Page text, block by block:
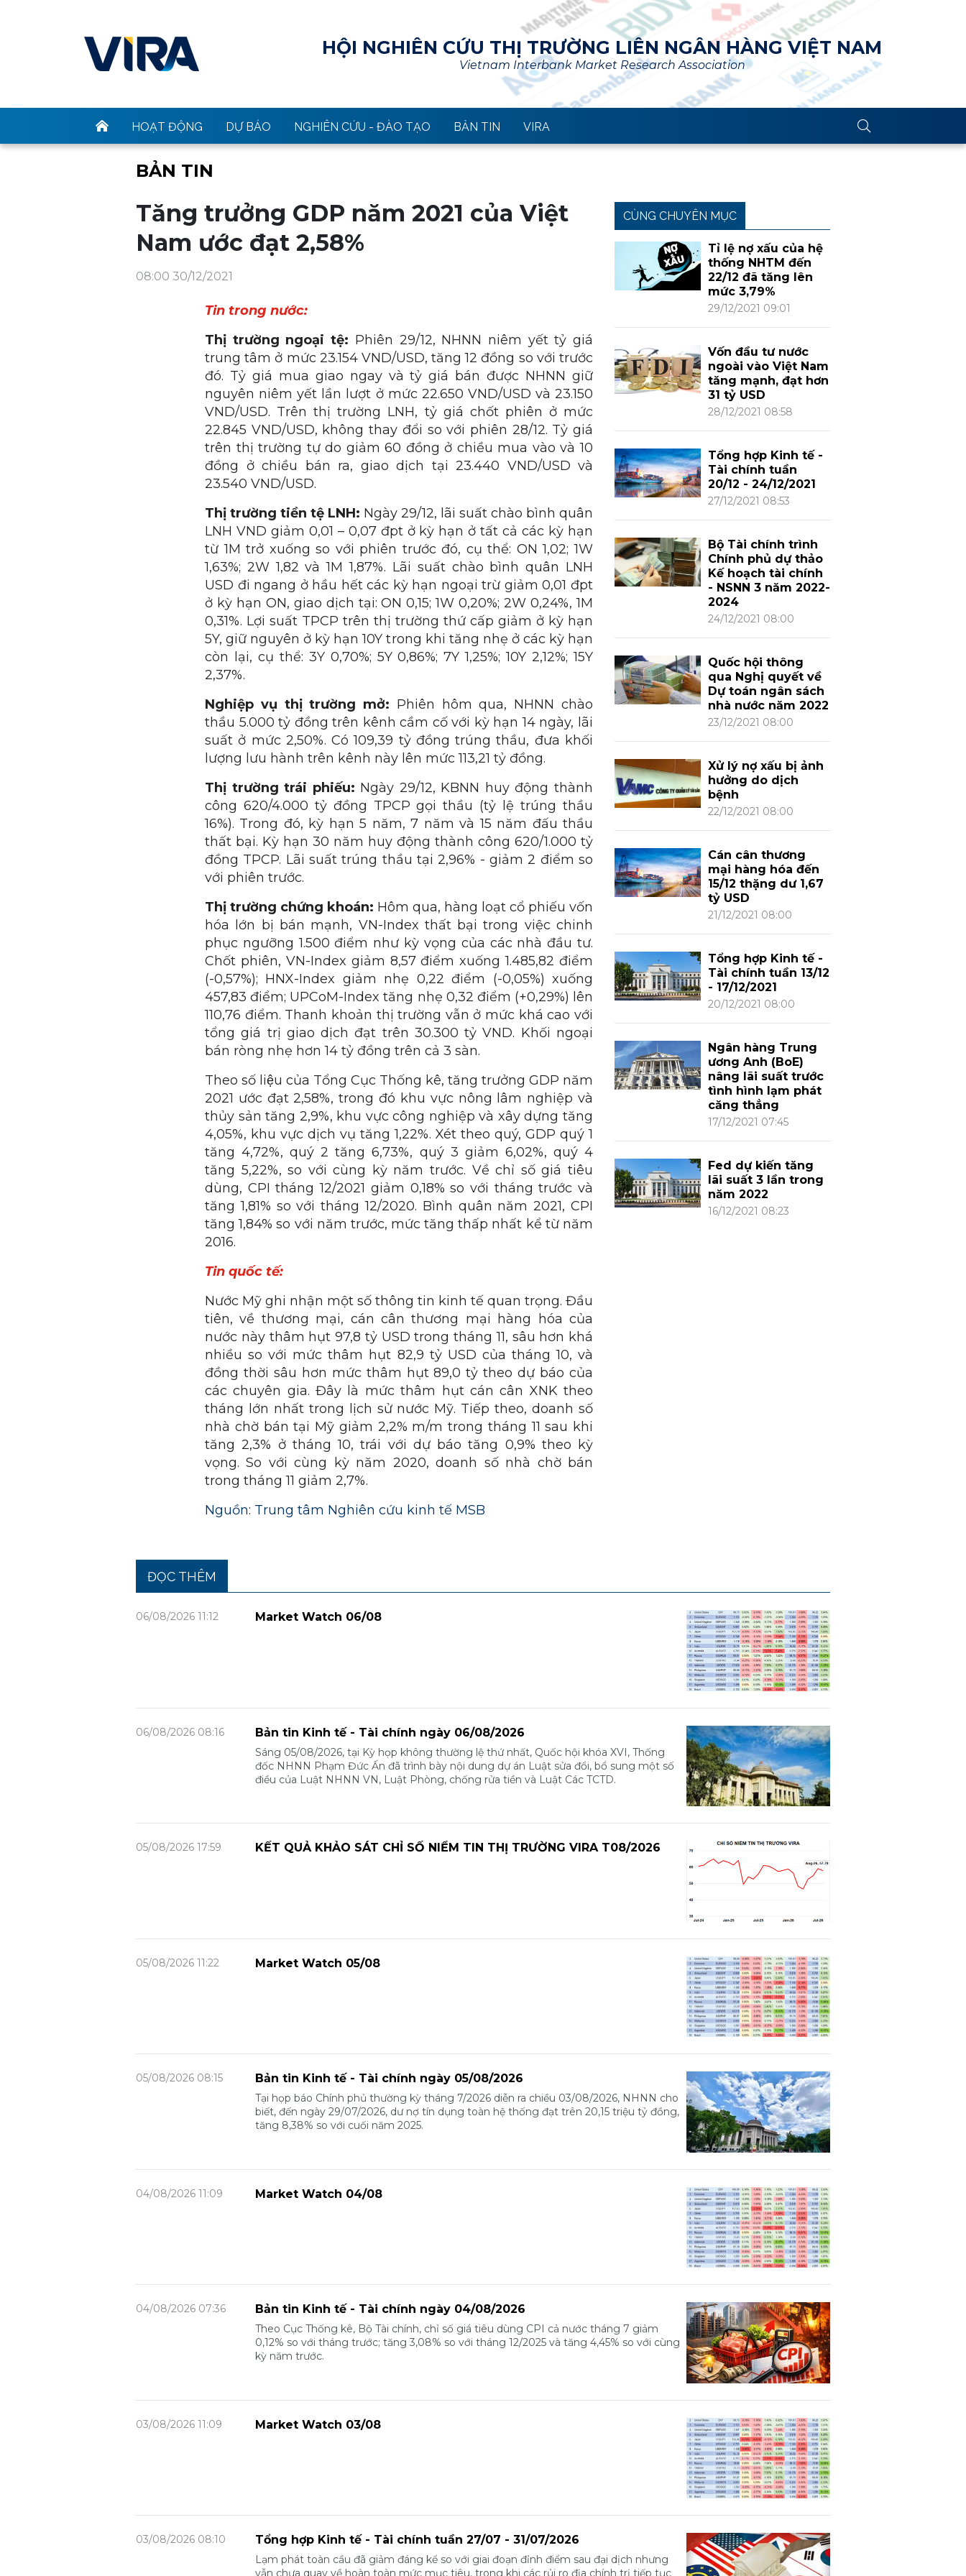
HỘI NGHIÊN CỨU THỊ TRƯỜNG LIÊN NGÂN HÀNG VIỆT NAM
Vietnam Interbank Market Research Association
HOẠT ĐỘNG DỰ BÁO NGHIÊN CỨU - ĐÀO TẠO BẢN TIN VIRA
BẢN TIN
Tăng trưởng GDP năm 2021 của Việt
Nam ước đạt 2,58%
08:00 30/12/2021
Tin trong nước:
Thị trường ngoại tệ: Phiên 29/12, NHNN niêm yết tỷ giá
trung tâm ở mức 23.154 VND/USD, tăng 12 đồng so với trước
đó. Tỷ giá mua giao ngay và tỷ giá bán được NHNN giữ
nguyên niêm yết lần lượt ở mức 22.650 VND/USD và 23.150
VND/USD. Trên thị trường LNH, tỷ giá chốt phiên ở mức
22.845 VND/USD, không thay đổi so với phiên 28/12. Tỷ giá
trên thị trường tự do giảm 60 đồng ở chiều mua vào và 10
đồng ở chiều bán ra, giao dịch tại 23.440 VND/USD và
23.540 VND/USD.
Thị trường tiền tệ LNH: Ngày 29/12, lãi suất chào bình quân
LNH VND giảm 0,01 – 0,07 đpt ở kỳ hạn ở tất cả các kỳ hạn
từ 1M trở xuống so với phiên trước đó, cụ thể: ON 1,02; 1W
1,63%; 2W 1,82 và 1M 1,87%. Lãi suất chào bình quân LNH
USD đi ngang ở hầu hết các kỳ hạn ngoại trừ giảm 0,01 đpt
ở kỳ hạn ON, giao dịch tại: ON 0,15; 1W 0,20%; 2W 0,24%, 1M
0,31%. Lợi suất TPCP trên thị trường thứ cấp giảm ở kỳ hạn
5Y, giữ nguyên ở kỳ hạn 10Y trong khi tăng nhẹ ở các kỳ hạn
còn lại, cụ thể: 3Y 0,70%; 5Y 0,86%; 7Y 1,25%; 10Y 2,12%; 15Y
2,37%.
Nghiệp vụ thị trường mở: Phiên hôm qua, NHNN chào
thầu 5.000 tỷ đồng trên kênh cầm cố với kỳ hạn 14 ngày, lãi
suất ở mức 2,50%. Có 109,39 tỷ đồng trúng thầu, đưa khối
lượng lưu hành trên kênh này lên mức 113,21 tỷ đồng.
Thị trường trái phiếu: Ngày 29/12, KBNN huy động thành
công 620/4.000 tỷ đồng TPCP gọi thầu (tỷ lệ trúng thầu
16%). Trong đó, kỳ hạn 5 năm, 7 năm và 15 năm đấu thầu
thất bại. Kỳ hạn 30 năm huy động thành công 620/1.000 tỷ
đồng TPCP. Lãi suất trúng thầu tại 2,96% - giảm 2 điểm so
với phiên trước.
Thị trường chứng khoán: Hôm qua, hàng loạt cổ phiếu vốn
hóa lớn bị bán mạnh, VN-Index thất bại trong việc chinh
phục ngưỡng 1.500 điểm như kỳ vọng của các nhà đầu tư.
Chốt phiên, VN-Index giảm 8,57 điểm xuống 1.485,82 điểm
(-0,57%); HNX-Index giảm nhẹ 0,22 điểm (-0,05%) xuống
457,83 điểm; UPCoM-Index tăng nhẹ 0,32 điểm (+0,29%) lên
110,76 điểm. Thanh khoản thị trường vẫn ở mức khá cao với
tổng giá trị giao dịch đạt trên 30.300 tỷ VND. Khối ngoại
bán ròng nhẹ hơn 14 tỷ đồng trên cả 3 sàn.
Theo số liệu của Tổng Cục Thống kê, tăng trưởng GDP năm
2021 ước đạt 2,58%, trong đó khu vực nông lâm nghiệp và
thủy sản tăng 2,9%, khu vực công nghiệp và xây dựng tăng
4,05%, khu vực dịch vụ tăng 1,22%. Xét theo quý, GDP quý 1
tăng 4,72%, quý 2 tăng 6,73%, quý 3 giảm 6,02%, quý 4
tăng 5,22%, so với cùng kỳ năm trước. Về chỉ số giá tiêu
dùng, CPI tháng 12/2021 giảm 0,18% so với tháng trước và
tăng 1,81% so với tháng 12/2020. Bình quân năm 2021, CPI
tăng 1,84% so với năm trước, mức tăng thấp nhất kể từ năm
2016.
Tin quốc tế:
Nước Mỹ ghi nhận một số thông tin kinh tế quan trọng. Đầu
tiên, về thương mại, cán cân thương mại hàng hóa của
nước này thâm hụt 97,8 tỷ USD trong tháng 11, sâu hơn khá
nhiều so với mức thâm hụt 82,9 tỷ USD của tháng 10, và
đồng thời sâu hơn mức thâm hụt 89,0 tỷ theo dự báo của
các chuyên gia. Đây là mức thâm hụt cán cân XNK theo
tháng lớn nhất trong lịch sử nước Mỹ. Tiếp theo, doanh số
nhà chờ bán tại Mỹ giảm 2,2% m/m trong tháng 11 sau khi
tăng 2,3% ở tháng 10, trái với dự báo tăng 0,9% theo kỳ
vọng. So với cùng kỳ năm 2020, doanh số nhà chờ bán
trong tháng 11 giảm 2,7%.
Nguồn: Trung tâm Nghiên cứu kinh tế MSB
CÙNG CHUYÊN MỤC
Tỉ lệ nợ xấu của hệ
thống NHTM đến
22/12 đã tăng lên
mức 3,79%
29/12/2021 09:01
Vốn đầu tư nước
ngoài vào Việt Nam
tăng mạnh, đạt hơn
31 tỷ USD
28/12/2021 08:58
Tổng hợp Kinh tế -
Tài chính tuần
20/12 - 24/12/2021
27/12/2021 08:53
Bộ Tài chính trình
Chính phủ dự thảo
Kế hoạch tài chính
- NSNN 3 năm 2022-
2024
24/12/2021 08:00
Quốc hội thông
qua Nghị quyết về
Dự toán ngân sách
nhà nước năm 2022
23/12/2021 08:00
Xử lý nợ xấu bị ảnh
hưởng do dịch
bệnh
22/12/2021 08:00
Cán cân thương
mại hàng hóa đến
15/12 thặng dư 1,67
tỷ USD
21/12/2021 08:00
Tổng hợp Kinh tế -
Tài chính tuần 13/12
- 17/12/2021
20/12/2021 08:00
Ngân hàng Trung
ương Anh (BoE)
nâng lãi suất trước
tình hình lạm phát
căng thẳng
17/12/2021 07:45
Fed dự kiến tăng
lãi suất 3 lần trong
năm 2022
16/12/2021 08:23
ĐỌC THÊM
Market Watch 06/08
06/08/2026 11:12
Bản tin Kinh tế - Tài chính ngày 06/08/2026
Sáng 05/08/2026, tại Kỳ họp không thường lệ thứ nhất, Quốc hội khóa XVI, Thống
đốc NHNN Phạm Đức Ấn đã trình bày nội dung dự án Luật sửa đổi, bổ sung một số
điều của Luật NHNN VN, Luật Phòng, chống rửa tiền và Luật Các TCTD.
06/08/2026 08:16
KẾT QUẢ KHẢO SÁT CHỈ SỐ NIỀM TIN THỊ TRƯỜNG VIRA T08/2026
05/08/2026 17:59
Market Watch 05/08
05/08/2026 11:22
Bản tin Kinh tế - Tài chính ngày 05/08/2026
Tại họp báo Chính phủ thường kỳ tháng 7/2026 diễn ra chiều 03/08/2026, NHNN cho
biết, đến ngày 29/07/2026, dư nợ tín dụng toàn hệ thống đạt trên 20,15 triệu tỷ đồng,
tăng 8,38% so với cuối năm 2025.
05/08/2026 08:15
Market Watch 04/08
04/08/2026 11:09
Bản tin Kinh tế - Tài chính ngày 04/08/2026
Theo Cục Thống kê, Bộ Tài chính, chỉ số giá tiêu dùng CPI cả nước tháng 7 giảm
0,12% so với tháng trước; tăng 3,08% so với tháng 12/2025 và tăng 4,45% so với cùng
kỳ năm trước.
04/08/2026 07:36
Market Watch 03/08
03/08/2026 11:09
Tổng hợp Kinh tế - Tài chính tuần 27/07 - 31/07/2026
Lạm phát toàn cầu đã giảm đáng kể so với giai đoạn đỉnh điểm sau đại dịch nhưng
vẫn chưa quay về hoàn toàn mức mục tiêu, trong khi các rủi ro địa chính trị tiếp tục
03/08/2026 08:10